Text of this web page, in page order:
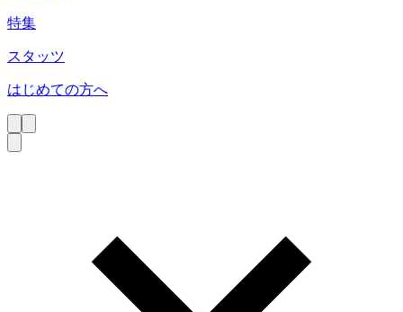
特集
スタッツ
はじめての方へ